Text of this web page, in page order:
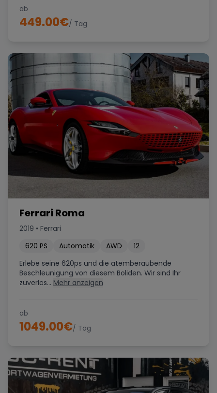
ab
449.00€/ Tag
Ferrari Roma
2019 • Ferrari
620 PS Automatik AWD
12
Erlebe seine 620ps und die atemberaubende
Beschleunigung von diesem Boliden. Wir sind Ihr
zuverläs... Mehr anzeigen
ab
1049.00€/ Tag